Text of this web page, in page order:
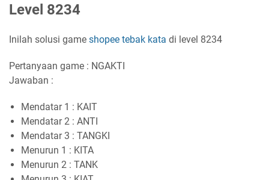
Level 8234
Inilah solusi game shopee tebak kata di level 8234
Pertanyaan game : NGAKTI
Jawaban :
Mendatar 1 : KAIT
Mendatar 2 : ANTI
Mendatar 3 : TANGKI
Menurun 1 : KITA
Menurun 2 : TANK